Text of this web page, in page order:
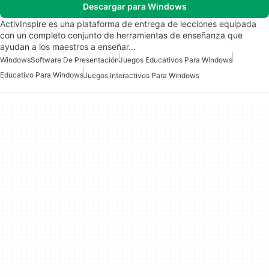
Descargar para Windows
ActivInspire es una plataforma de entrega de lecciones equipada
con un completo conjunto de herramientas de enseñanza que
ayudan a los maestros a enseñar…
WindowsSoftware De PresentaciónJuegos Educativos Para Windows
Educativo Para WindowsJuegos Interactivos Para Windows